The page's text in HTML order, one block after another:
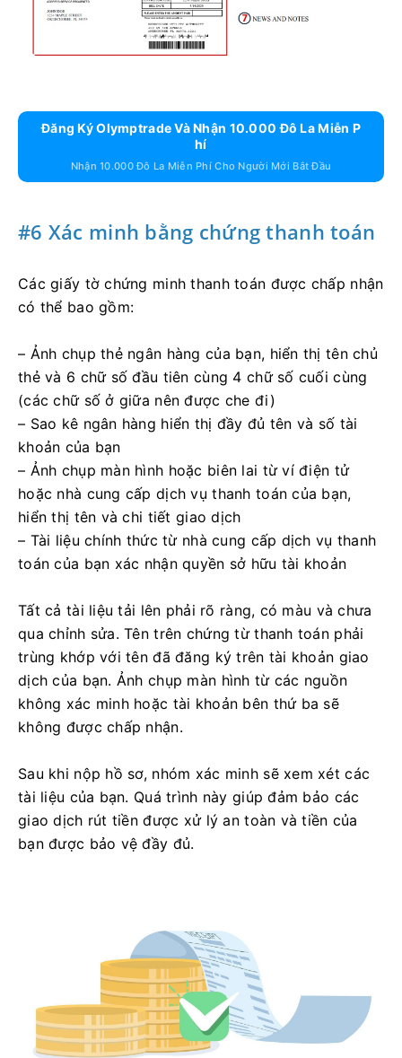
Đăng Ký Olymptrade Và Nhận 10.000 Đô La Miễn P
Hí
Nhận 10.000 Đô La Miễn Phí Cho Người Mới Bắt Đầu
#6 Xác minh bằng chứng thanh toán
Các giấy tờ chứng minh thanh toán được chấp nhận
có thể bao gồm:
– Ảnh chụp thẻ ngân hàng của bạn, hiển thị tên chủ
thẻ và 6 chữ số đầu tiên cùng 4 chữ số cuối cùng
(các chữ số ở giữa nên được che đi)
– Sao kê ngân hàng hiển thị đầy đủ tên và số tài
khoản của bạn
– Ảnh chụp màn hình hoặc biên lai từ ví điện tử
hoặc nhà cung cấp dịch vụ thanh toán của bạn,
hiển thị tên và chi tiết giao dịch
– Tài liệu chính thức từ nhà cung cấp dịch vụ thanh
toán của bạn xác nhận quyền sở hữu tài khoản
Tất cả tài liệu tải lên phải rõ ràng, có màu và chưa
qua chỉnh sửa. Tên trên chứng từ thanh toán phải
trùng khớp với tên đã đăng ký trên tài khoản giao
dịch của bạn. Ảnh chụp màn hình từ các nguồn
không xác minh hoặc tài khoản bên thứ ba sẽ
không được chấp nhận.
Sau khi nộp hồ sơ, nhóm xác minh sẽ xem xét các
tài liệu của bạn. Quá trình này giúp đảm bảo các
giao dịch rút tiền được xử lý an toàn và tiền của
bạn được bảo vệ đầy đủ.